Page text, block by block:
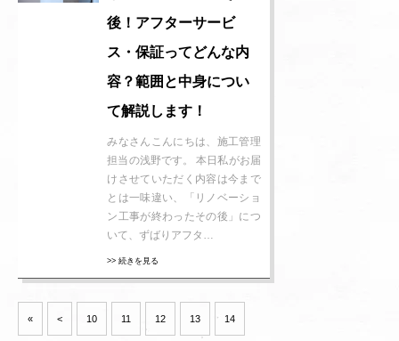
後！アフターサービ
ス・保証ってどんな内
容？範囲と中身につい
て解説します！
みなさんこんにちは、施工管理
担当の浅野です。 本日私がお届
けさせていただく内容は今まで
とは一味違い、「リノベーショ
ン工事が終わったその後」につ
いて、ずばりアフタ…
>> 続きを見る
« < 10 11 12 13 14